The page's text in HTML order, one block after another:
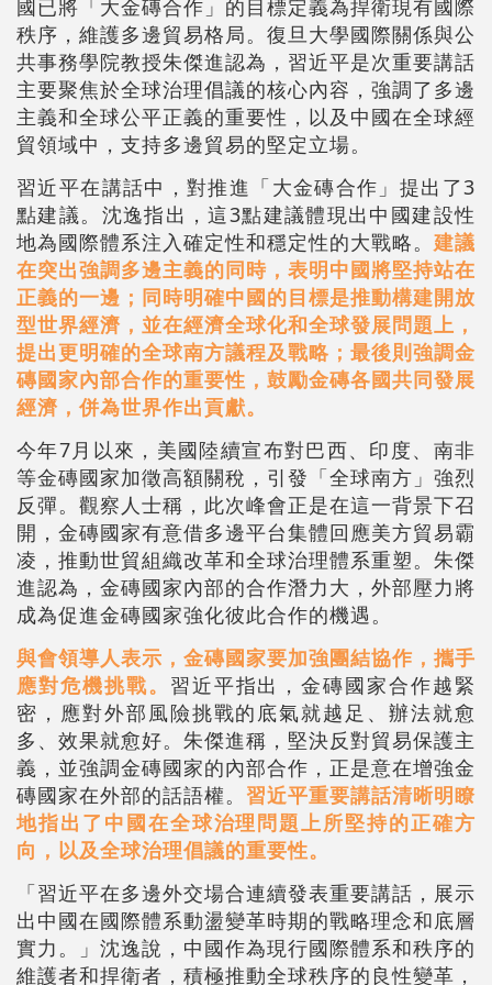
國已將「大金磚合作」的目標定義為捍衛現有國際
秩序，維護多邊貿易格局。復旦大學國際關係與公
共事務學院教授朱傑進認為，習近平是次重要講話
主要聚焦於全球治理倡議的核心內容，強調了多邊
主義和全球公平正義的重要性，以及中國在全球經
貿領域中，支持多邊貿易的堅定立場。
習近平在講話中，對推進「大金磚合作」提出了3
點建議。沈逸指出，這3點建議體現出中國建設性
地為國際體系注入確定性和穩定性的大戰略。 建議
在突出強調多邊主義的同時，表明中國將堅持站在
正義的一邊；同時明確中國的目標是推動構建開放
型世界經濟，並在經濟全球化和全球發展問題上，
提出更明確的全球南方議程及戰略；最後則強調金
磚國家內部合作的重要性，鼓勵金磚各國共同發展
經濟，併為世界作出貢獻。
今年7月以來，美國陸續宣布對巴西、印度、南非
等金磚國家加徵高額關稅，引發「全球南方」強烈
反彈。觀察人士稱，此次峰會正是在這一背景下召
開，金磚國家有意借多邊平台集體回應美方貿易霸
凌，推動世貿組織改革和全球治理體系重塑。朱傑
進認為，金磚國家內部的合作潛力大，外部壓力將
成為促進金磚國家強化彼此合作的機遇。
與會領導人表示，金磚國家要加強團結協作，攜手
應對危機挑戰。 習近平指出，金磚國家合作越緊
密，應對外部風險挑戰的底氣就越足、辦法就愈
多、效果就愈好。朱傑進稱，堅決反對貿易保護主
義，並強調金磚國家的內部合作，正是意在增強金
磚國家在外部的話語權。 習近平重要講話清晰明瞭
地指出了中國在全球治理問題上所堅持的正確方
向，以及全球治理倡議的重要性。
「習近平在多邊外交場合連續發表重要講話，展示
出中國在國際體系動盪變革時期的戰略理念和底層
實力。」沈逸說，中國作為現行國際體系和秩序的
維護者和捍衛者，積極推動全球秩序的良性變革，